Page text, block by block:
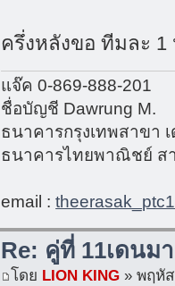
ครึ่งหลังขอ ทีมละ
แจ๊ค 0-869-888-201
ชื่อบัญชี Dawrung M.
ธนาคารกรุงเทพสาขา
ธนาคารไทยพาณิชย์ ส
email :
Re: คู่ที่ 11เดนม
โดย LION KING » พฤหั